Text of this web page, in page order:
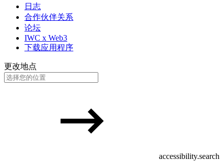
日志
合作伙伴关系
论坛
IWC x Web3
下载应用程序
更改地点
accessibility.search